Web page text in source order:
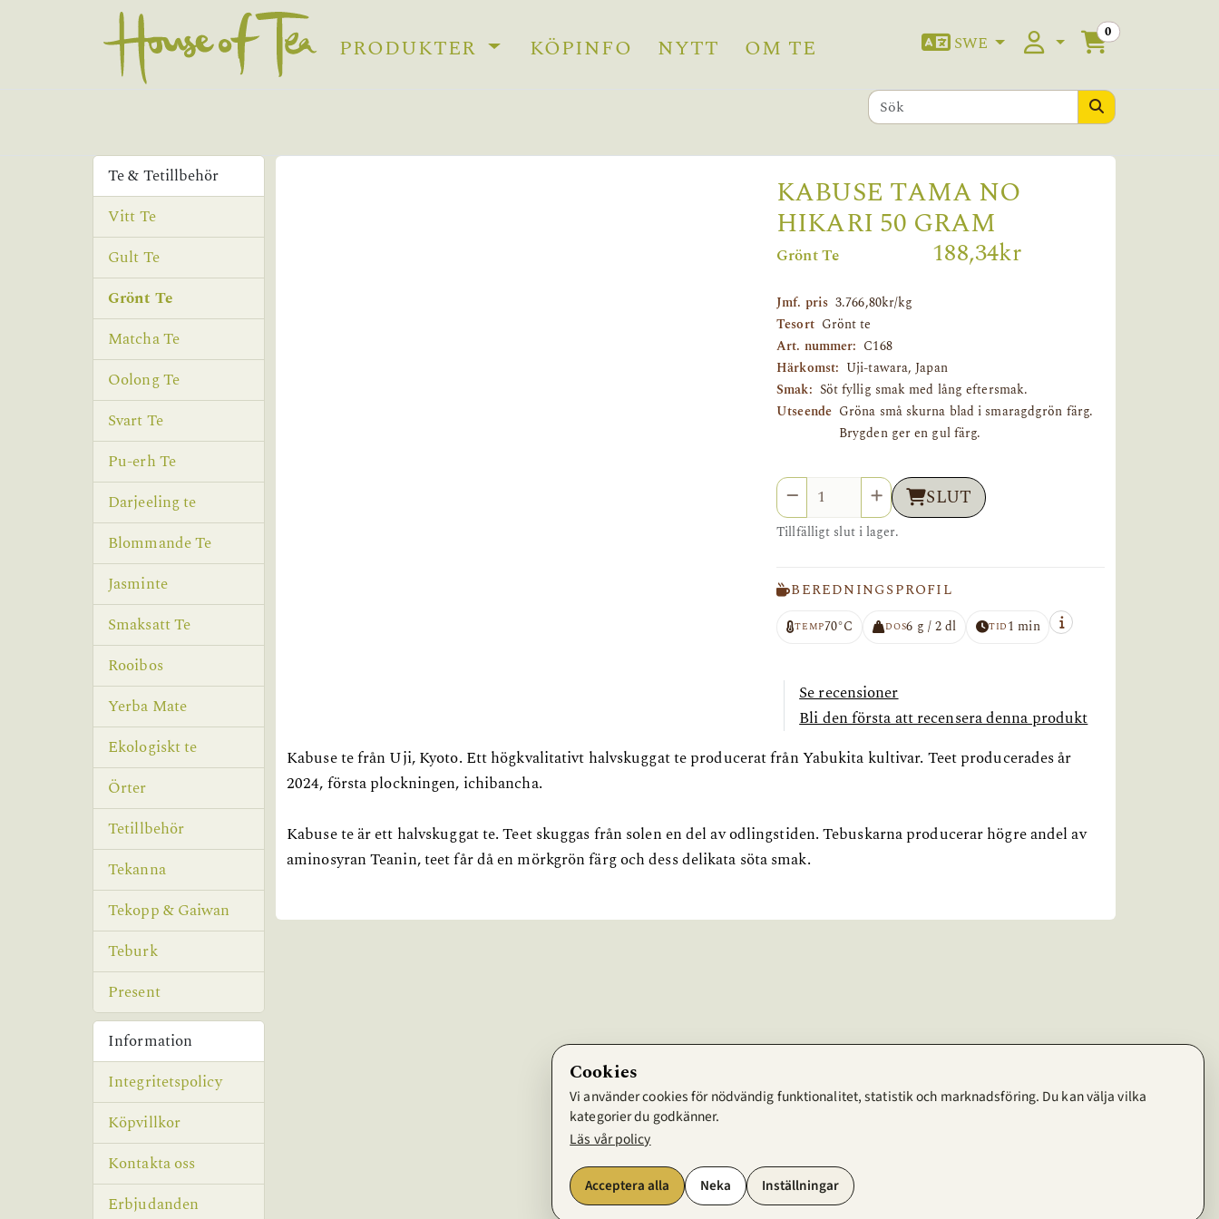
PRODUKTER KÖPINFO NYTT OM TE SWE 0
KABUSE TAMA NO
HIKARI 50 GRAM
Grönt Te 188,34kr
Jmf. pris 3.766,80kr/kg
Tesort Grönt te
Art. nummer: C168
Härkomst: Uji-tawara, Japan
Smak: Söt fyllig smak med lång eftersmak.
Utseende Gröna små skurna blad i smaragdgrön färg.
Brygden ger en gul färg.
Antal SLUT
Tillfälligt slut i lager.
BEREDNINGSPROFIL
TEMP70°C DOS6 g / 2 dl TID1 min
Se recensioner
Bli den första att recensera denna produkt
Kabuse te från Uji, Kyoto. Ett högkvalitativt halvskuggat te producerat från Yabukita kultivar. Teet producerades år
2024, första plockningen, ichibancha.
Kabuse te är ett halvskuggat te. Teet skuggas från solen en del av odlingstiden. Tebuskarna producerar högre andel av
aminosyran Teanin, teet får då en mörkgrön färg och dess delikata söta smak.
Te & Tetillbehör
Vitt Te
Gult Te
Grönt Te
Matcha Te
Oolong Te
Svart Te
Pu-erh Te
Darjeeling te
Blommande Te
Jasminte
Smaksatt Te
Rooibos
Yerba Mate
Ekologiskt te
Örter
Tetillbehör
Tekanna
Tekopp & Gaiwan
Teburk
Present
Information
Integritetspolicy
Köpvillkor
Kontakta oss
Erbjudanden
Cookies
Vi använder cookies för nödvändig funktionalitet, statistik och marknadsföring. Du kan välja vilka
kategorier du godkänner.
Läs vår policy
Acceptera alla Neka Inställningar